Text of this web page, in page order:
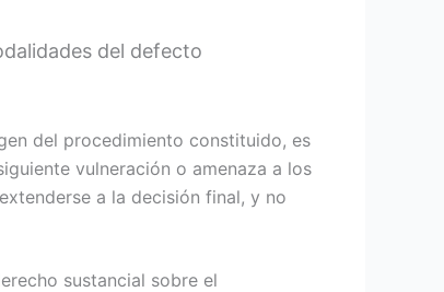
del defecto
del procedimiento constituido, es
vulneración o amenaza a los
a la decisión final, y no
sustancial sobre el